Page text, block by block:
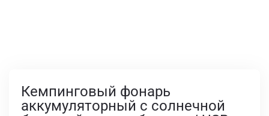
Кемпинговый фонарь
аккумуляторный с солнечной